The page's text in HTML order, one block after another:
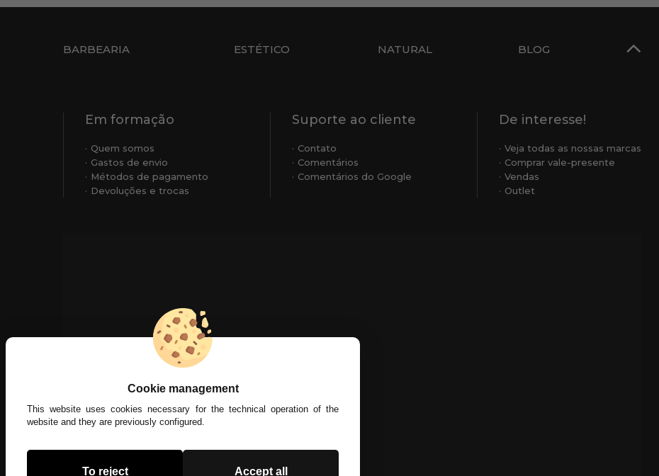
BARBEARIA ESTÉTICO NATURAL BLOG
Em formação
Quem somos
Gastos de envio
Métodos de pagamento
Devoluções e trocas
Suporte ao cliente
Contato
Comentários
Comentários do Google
De interesse!
Veja todas as nossas marcas
Comprar vale-presente
Vendas
Outlet
Cookie management
This website uses cookies necessary for the technical operation of the
website and they are previously configured.
To reject Accept all